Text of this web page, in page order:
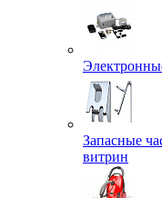
Запасные
витрин